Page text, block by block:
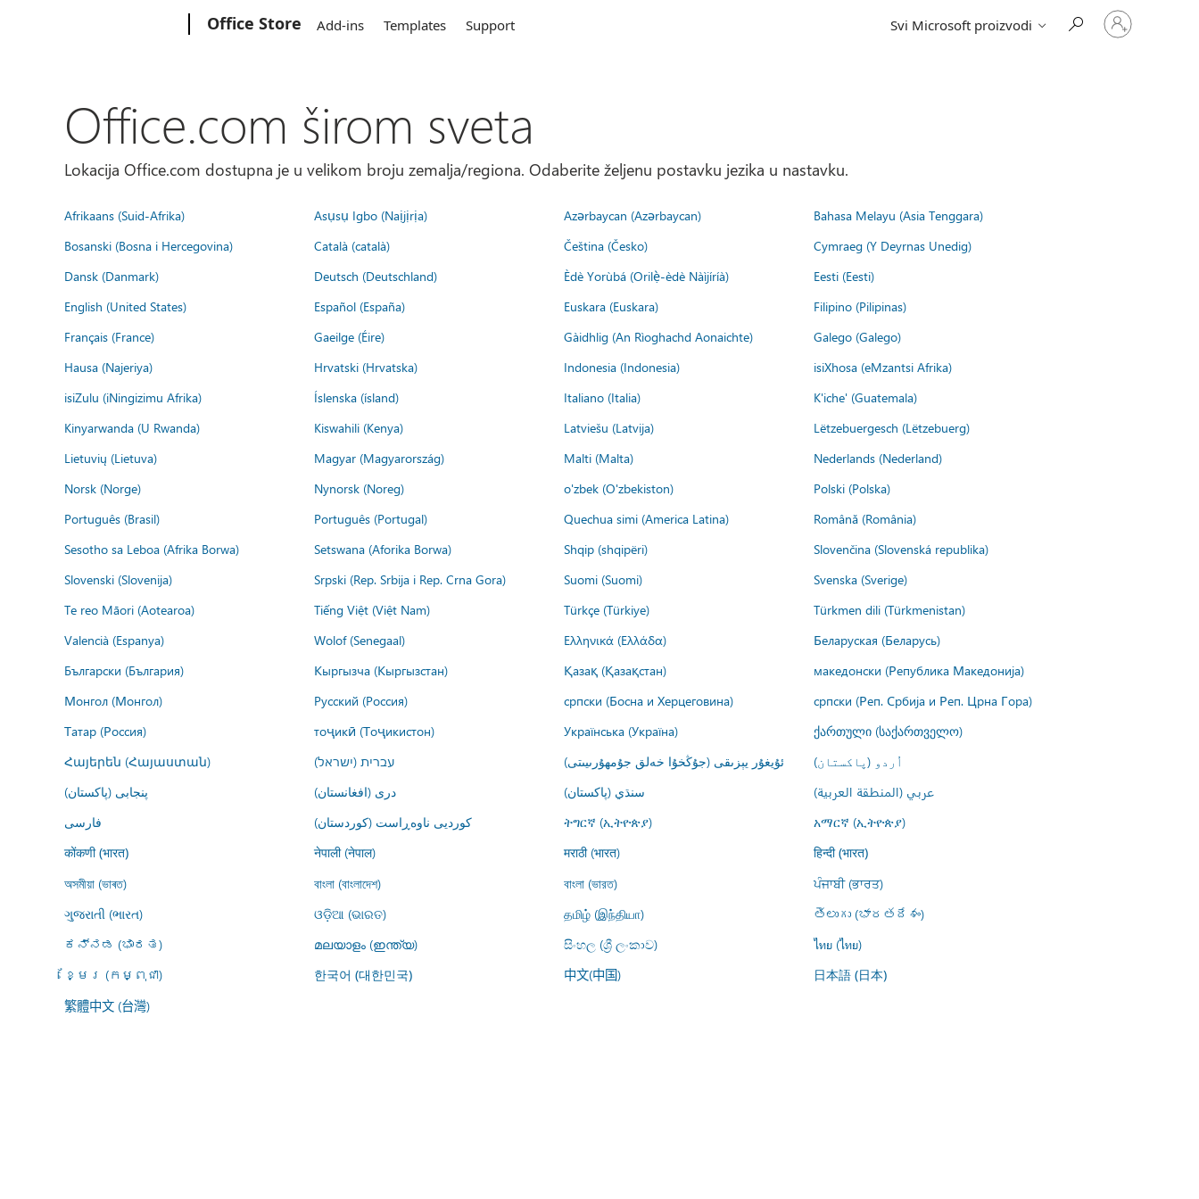
Office Store Add-ins Templates Support Svi Microsoft proizvodi
Prijavite
se
Office.com širom sveta
Lokacija Office.com dostupna je u velikom broju zemalja/regiona. Odaberite željenu postavku jezika u nastavku.
Afrikaans (Suid-Afrika) Asụsụ Igbo (Naịjịrịa) Azərbaycan (Azərbaycan)
Bahasa Melayu (Asia Tenggara)
Bosanski (Bosna i Hercegovina)
Català (català) Čeština (Česko)
Cymraeg (Y Deyrnas Unedig)
Dansk (Danmark)
Deutsch (Deutschland) Èdè Yorùbá (Orilẹ̀-èdè Nàìjíríà)
Eesti (Eesti)
English (United States)
Español (España) Euskara (Euskara)
Filipino (Pilipinas)
Français (France)
Gaeilge (Éire) Gàidhlig (An Rìoghachd Aonaichte)
Galego (Galego)
Hausa (Najeriya)
Hrvatski (Hrvatska) Indonesia (Indonesia)
isiXhosa (eMzantsi Afrika)
isiZulu (iNingizimu Afrika)
Íslenska (ísland) Italiano (Italia)
K'iche' (Guatemala)
Kinyarwanda (U Rwanda)
Kiswahili (Kenya) Latviešu (Latvija)
Lëtzebuergesch (Lëtzebuerg)
Lietuvių (Lietuva)
Magyar (Magyarország) Malti (Malta)
Nederlands (Nederland)
Norsk (Norge)
Nynorsk (Noreg) o'zbek (O'zbekiston)
Polski (Polska)
Português (Brasil)
Português (Portugal) Quechua simi (America Latina)
Română (România)
Sesotho sa Leboa (Afrika Borwa)
Setswana (Aforika Borwa) Shqip (shqipëri)
Slovenčina (Slovenská republika)
Slovenski (Slovenija)
Srpski (Rep. Srbija i Rep. Crna Gora) Suomi (Suomi)
Svenska (Sverige)
Te reo Māori (Aotearoa)
Tiếng Việt (Việt Nam) Türkçe (Türkiye)
Türkmen dili (Türkmenistan)
Valencià (Espanya)
Wolof (Senegaal) Ελληνικά (Ελλάδα)
Беларуская (Беларусь)
Български (България)
Кыргызча (Кыргызстан) Қазақ (Қазақстан)
македонски (Република Македонија)
Монгол (Монгол)
Русский (Россия) српски (Босна и Херцеговина)
српски (Реп. Србија и Реп. Црна Гора)
Татар (Россия)
тоҷикӣ (Тоҷикистон) Українська (Україна)
ქართული (საქართველო)
Հայերեն (Հայաստան)
עברית (ישראל) ئۇيغۇر يېزىقى (جۇڭخۇا خەلق جۇمھۇرىيىتى)
اُردو (پاکستان)
پنجابی (پاکستان)
درى (افغانستان) سنڌي (پاکستان)
عربي (المنطقة العربية)
فارسى
کوردیی ناوەڕاست (کوردستان) ትግርኛ (ኢትዮጵያ) አማርኛ (ኢትዮጵያ)
कोंकणी (भारत) नेपाली (नेपाल) मराठी (भारत) हिन्दी (भारत)
অসমীয়া (ভাৰত) বাংলা (বাংলাদেশ) বাংলা (ভারত)
ਪੰਜਾਬੀ (ਭਾਰਤ)
ગુજરાતી (ભારત)
ଓଡ଼ିଆ (ଭାରତ) தமிழ் (இந்தியா)
తెలుగు (భారతదేశం)
ಕನ್ನಡ (ಭಾರತ)
മലയാളം (ഇന്ത്യ) සිංහල (ශ්‍රී ලංකාව)
ไทย (ไทย)
ខ្មែរ (កម្ពុជា)
한국어 (대한민국) 中文(中国) 日本語 (日本)
繁體中文 (台灣)